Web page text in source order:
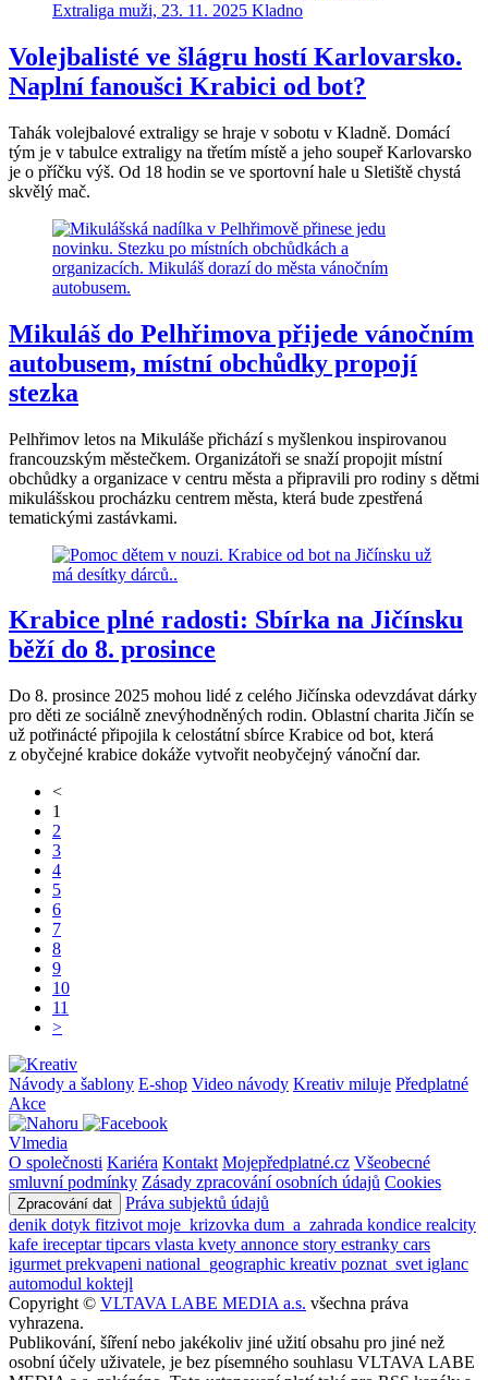
Volejbalisté ve šlágru hostí Karlovarsko.
Naplní fanoušci Krabici od bot?
Tahák volejbalové extraligy se hraje v sobotu v Kladně. Domácí
tým je v tabulce extraligy na třetím místě a jeho soupeř Karlovarsko
je o příčku výš. Od 18 hodin se ve sportovní hale u Sletiště chystá
skvělý mač.
Mikuláš do Pelhřimova přijede vánočním
autobusem, místní obchůdky propojí
stezka
Pelhřimov letos na Mikuláše přichází s myšlenkou inspirovanou
francouzským městečkem. Organizátoři se snaží propojit místní
obchůdky a organizace v centru města a připravili pro rodiny s dětmi
mikulášskou procházku centrem města, která bude zpestřená
tematickými zastávkami.
Krabice plné radosti: Sbírka na Jičínsku
běží do 8. prosince
Do 8. prosince 2025 mohou lidé z celého Jičínska odevzdávat dárky
pro děti ze sociálně znevýhodněných rodin. Oblastní charita Jičín se
už potřinácté připojila k celostátní sbírce Krabice od bot, která
z obyčejné krabice dokáže vytvořit neobyčejný vánoční dar.
<
1
2
3
4
5
6
7
8
9
10
11
>
Návody a šablony E-shop Video návody Kreativ miluje Předplatné
Akce
Vlmedia
O společnosti Kariéra Kontakt Mojepředplatné.cz Všeobecné
smluvní podmínky Zásady zpracování osobních údajů Cookies
Zpracování dat
Práva subjektů údajů
denik dotyk fitzivot moje_krizovka dum_a_zahrada kondice realcity
kafe ireceptartipcars vlasta kvety annonce story estranky cars
igurmet prekvapeni national_geographic kreativ poznat_svet iglanc
automodul koktejl
Copyright © VLTAVA LABE MEDIA a.s. všechna práva
vyhrazena.
Publikování, šíření nebo jakékoliv jiné užití obsahu pro jiné než
osobní účely uživatele, je bez písemného souhlasu VLTAVA LABE